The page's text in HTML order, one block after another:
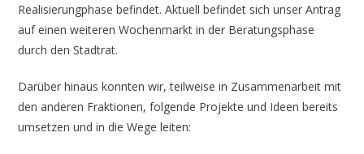
Realisierungphase befindet. Aktuell befindet sich unser Antrag
auf einen weiteren Wochenmarkt in der Beratungsphase
durch den Stadtrat.
Darüber hinaus konnten wir, teilweise in Zusammenarbeit mit
den anderen Fraktionen, folgende Projekte und Ideen bereits
umsetzen und in die Wege leiten: